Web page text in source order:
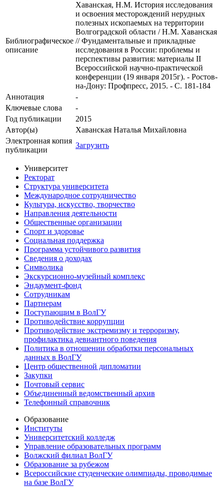
Библиографическое
описание
Хаванская, Н.М. История исследования
и освоения месторождений нерудных
полезных ископаемых на территории
Волгоградской области / Н.М. Хаванская
// Фундаментальные и прикладные
исследования в России: проблемы и
перспективы развития: материалы II
Всероссийской научно-практической
конференции (19 января 2015г). - Ростов-
на-Дону: Профпресс, 2015. - С. 181-184
Аннотация
-
Ключевые cлова
-
Год публикации
2015
Автор(ы)
Хаванская Наталья Михайловна
Электронная копия
публикации
Загрузить
Университет
Ректорат
Структура университета
Международное сотрудничество
Культура, искусство, творчество
Направления деятельности
Общественные организации
Спорт и здоровье
Социальная поддержка
Программа устойчивого развития
Сведения о доходах
Символика
Экскурсионно-музейный комплекс
Эндаумент-фонд
Сотрудникам
Партнерам
Поступающим в ВолГУ
Противодействие коррупции
Противодействие экстремизму и терроризму,
профилактика девиантного поведения
Политика в отношении обработки персональных
данных в ВолГУ
Центр общественной дипломатии
Закупки
Почтовый сервис
Объединенный ведомственный архив
Телефонный справочник
Образование
Институты
Университетский колледж
Управление образовательных программ
Волжский филиал ВолГУ
Образование за рубежом
Всероссийские студенческие олимпиады, проводимые
на базе ВолГУ